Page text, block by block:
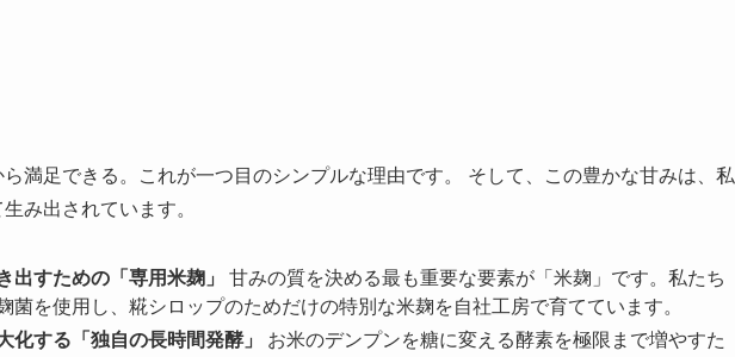
満足できる。これが一つ目のシンプルな理由です。 そして、この豊かな甘みは、私
み出されています。
出すための「専用米麹」
甘みの質を決める最も重要な要素が「米麹」です。私たち
菌を使用し、糀シロップのためだけの特別な米麹を自社工房で育てています。
化する「独自の長時間発酵」
お米のデンプンを糖に変える酵素を極限まで増やすた